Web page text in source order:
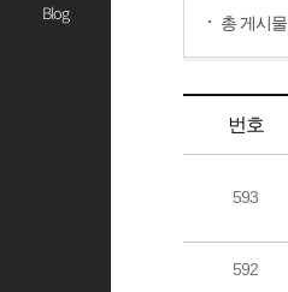
Blog 총 게시물
번호
593
592